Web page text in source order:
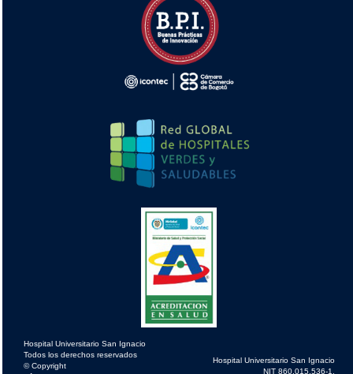
Hospital Universitario San Ignacio
Todos los derechos reservados
© Copyright
Hospital Universitario San Ignacio
NIT 860.015.536-1.